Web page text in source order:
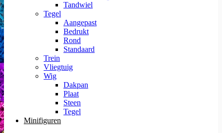
Tandwiel
Tegel
Aangepast
Bedrukt
Rond
Standaard
Trein
Vliegtuig
Wig
Dakpan
Plaat
Steen
Tegel
Minifiguren